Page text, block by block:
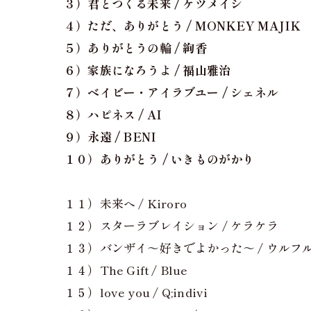
４）ただ、ありがとう / MONKEY MAJIK
５）ありがとうの輪 / 絢香
６）家族になろうよ / 福山雅治
７）ベイビー・アイラブユー / シェネル
８）ハピネス / AI
９）永遠 / BENI
１０）ありがとう / いきものがかり
１１）未来へ / Kiroro
１２）スターラブレイション / ケラケラ
１３）バンザイ～好きでよかった～ / ウルフ
１４）The Gift / Blue
１５）love you / Q;indivi